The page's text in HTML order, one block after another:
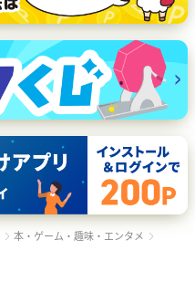
本・ゲーム・趣味・エンタメ